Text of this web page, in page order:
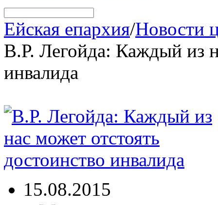
Ейская епархия/Новости
В.Р. Легойда: Каждый из
инвалида
15.08.2015